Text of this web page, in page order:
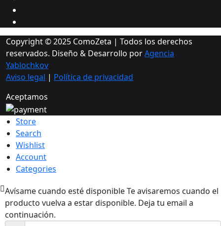
Copyright © 2025 ComoZeta | Todos los derechos
reservados. Diseño & Desarrollo porAgencia
Yablochkov
Aviso legal | Política de privacidad
Aceptamos
Store
Search
Wishlist
Account
Categories
Avísame cuando esté disponibleTe avisaremos cuando el
producto vuelva a estar disponible. Deja tu email a
continuación.